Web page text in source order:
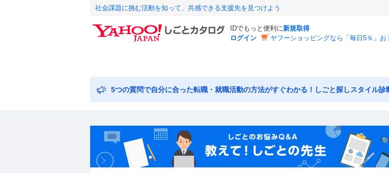
社会課題に挑む活動を知って、共感できる支援先を見つけよう
IDでもっと便利に新規取得
ログイン
ヤフーショッピングなら「毎日5％」お
5つの質問で自分に合った転職・就職活動の方法がすぐわかる！しごと探しスタイル診